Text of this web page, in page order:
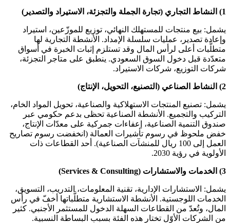
1) النشاط التجاري (تجارة الجملة والتجزئة، الاستيراد والتصدير)
يشمل: بيع منتجات للمستهلك النهائي، توزيع للموزّعين، استيراد
وإعادة تصدير، عمليات سلسلة الإمداد. الأنشطة التجارية لها
متطلَّبات أعلى لرأس المال وقد تستلزم إثبات الخبرة في أسواق
متعدّدة قبل دخول السوق السعودي. ينطبق على متاجر التجزئة،
شركات التوزيع، شركات الاستيراد.
2) النشاط الصناعي (التصنيع، التحويل، الإنتاج)
يشمل: تصنيع المنتجات الاستهلاكية والصناعية، تحويل المواد الخام،
التركيب والتجميع. الأنشطة الصناعية تحظى بدعم حكومي عبر
صندوق التنمية الصناعية، إعفاءات جمركية على معدّات الإنتاج،
خفض ملحوظ في رسوم تأشيرات العمالة (انخفضت رسوم تصاريح
العمل إلى 100 ريال للمنشآت الصناعية). أحد القطاعات ذات
الأولوية في رؤية 2030.
3) الخدمات والاستشارات (Services & Consulting)
يشمل: الاستشارات الإدارية، تقنية المعلومات، التدريب، التسويق،
الخدمات اللوجستية. الأنشطة الاستشارية متطلَّباتها أخفّ في رأس
المال، وتُعدّ من القطاعات السهلة الدخول للمستثمر الأجنبي. كثير
من الشركات الأوّل تختار هذه الفئة بسبب البساطة النسبية.